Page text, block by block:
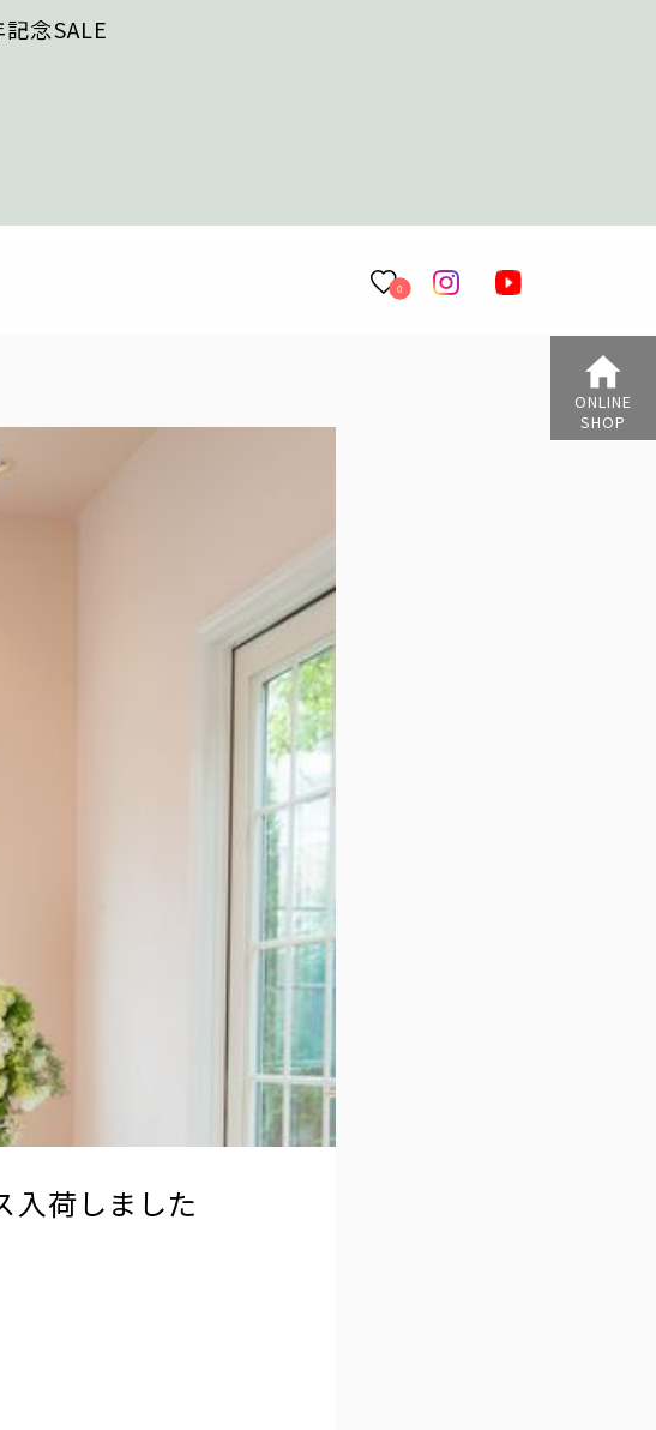
念SALE
0
入荷しました
ONLINE
SHOP